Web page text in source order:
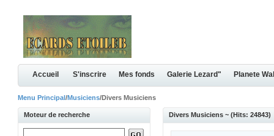
Accueil S'inscrire Mes fonds Galerie Lezard" Planete
Menu Principal/Musiciens/Divers Musiciens
Moteur de recherche Divers Musiciens ~ (Hits: 24843)